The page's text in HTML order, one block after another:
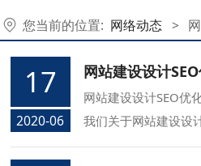
您当前的位置: 网络动态 >
17
2020-06
网站建设设计SEO优
我们关于网站建设设
技巧的的专业知识，